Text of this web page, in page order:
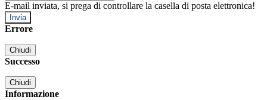
E-mail inviata, si prega di controllare la casella di posta elettronica!
Errore
Chiudi
Successo
Chiudi
Informazione